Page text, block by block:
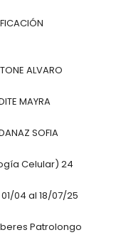
ALVARO
MAYRA
SOFIA
Celular) 24
04 al 18/07/25
Patrolongo